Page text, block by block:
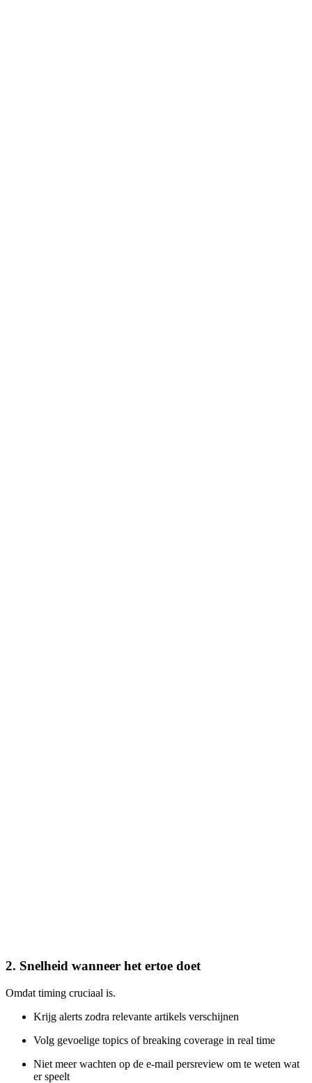
2. Snelheid wanneer het ertoe doet
Omdat timing cruciaal is.
Krijg alerts zodra relevante artikels verschijnen
Volg gevoelige topics of breaking coverage in real time
Niet meer wachten op de e-mail persreview om te weten wat
er speelt